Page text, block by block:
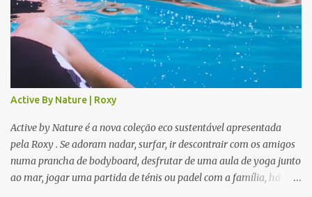
Active By Nature | Roxy
Active by Nature é a nova coleção eco sustentável apresentada
pela Roxy . Se adoram nadar, surfar, ir descontrair com os amigos
numa prancha de bodyboard, desfrutar de uma aula de yoga junto
ao mar, jogar uma partida de ténis ou padel com a família, há